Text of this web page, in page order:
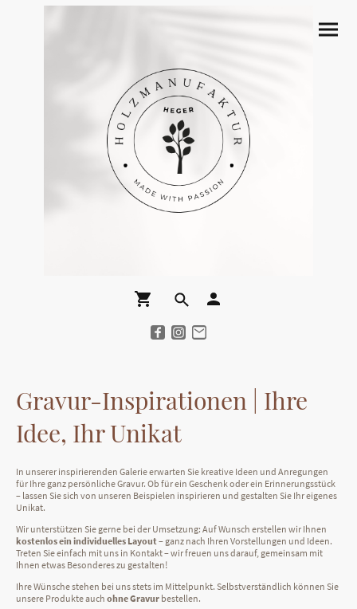
Gravur-Inspirationen | Ihre
Idee, Ihr Unikat
In unserer inspirierenden Galerie erwarten Sie kreative Ideen und Anregungen
für Ihre ganz persönliche Gravur. Ob für ein Geschenk oder ein Erinnerungsstück
– lassen Sie sich von unseren Beispielen inspirieren und gestalten Sie Ihr eigenes
Unikat.
Wir unterstützen Sie gerne bei der Umsetzung: Auf Wunsch erstellen wir Ihnen
kostenlos ein individuelles Layout– ganz nach Ihren Vorstellungen und Ideen.
Treten Sie einfach mit uns in Kontakt – wir freuen uns darauf, gemeinsam mit
Ihnen etwas Besonderes zu gestalten!
Ihre Wünsche stehen bei uns stets im Mittelpunkt. Selbstverständlich können Sie
unsere Produkte auch ohne Gravur bestellen.